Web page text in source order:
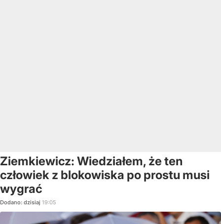
Ziemkiewicz: Wiedziałem, że ten
człowiek z blokowiska po prostu musi
wygrać
Dodano: dzisiaj 19:05